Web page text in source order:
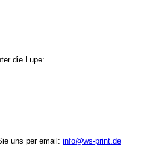
die Lupe:
uns per email: info@ws-print.de